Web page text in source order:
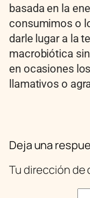
basada en la
consumimos o
darle lugar a la
macrobiótica
en ocasiones
llamativos o
Deja una
Tu dirección de